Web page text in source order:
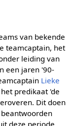
van bekende
teamcaptain, het
leiding van
een jaren '90-
Lieke
predikaat 'de
Dit doen